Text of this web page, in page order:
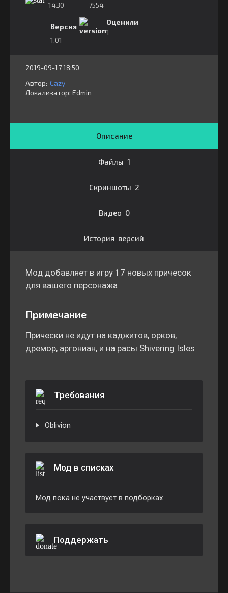
1430
7554
Версия
1.01
Оценили
1
2019-09-17 18:50
Автор: Cazy
Локализатор: ⁣⁣⁣Edmin
Описание
Файлы 1
Скриншоты 2
Видео 0
История версий
Мод добавляет в игру 17 новых причесок
для вашего персонажа
Примечание
Прически не идут на каджитов, орков,
дремор, аргониан, и на расы Shivering Isles
Требования
Oblivion
Мод в списках
Мод пока не участвует в подборках
Поддержать